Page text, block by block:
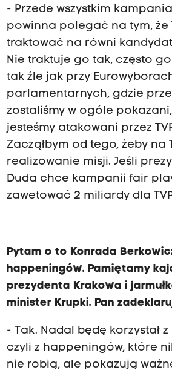
- Przede wszystkim
powinna polegać na tym, że
traktować na równi
Nie traktuje go tak, często
tak źle jak przy
parlamentarnych, gdzie
zostaliśmy w ogóle
jesteśmy atakowani przez
Zacząłbym od tego, żeby na
realizowanie misji. Jeśli
Duda chce kampanii fair
zawetować 2 miliardy dla
Pytam o to Konrada
happeningów. Pamiętamy
prezydenta Krakowa i
minister Krupki. Pan
- Tak. Nadal będę korzystał
czyli z happeningów, które
nie robią, ale pokazują